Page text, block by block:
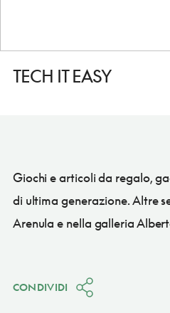
TECH IT EASY
Giochi e articoli da regalo,
di ultima generazione. Altre
Arenula e nella galleria
CONDIVIDI